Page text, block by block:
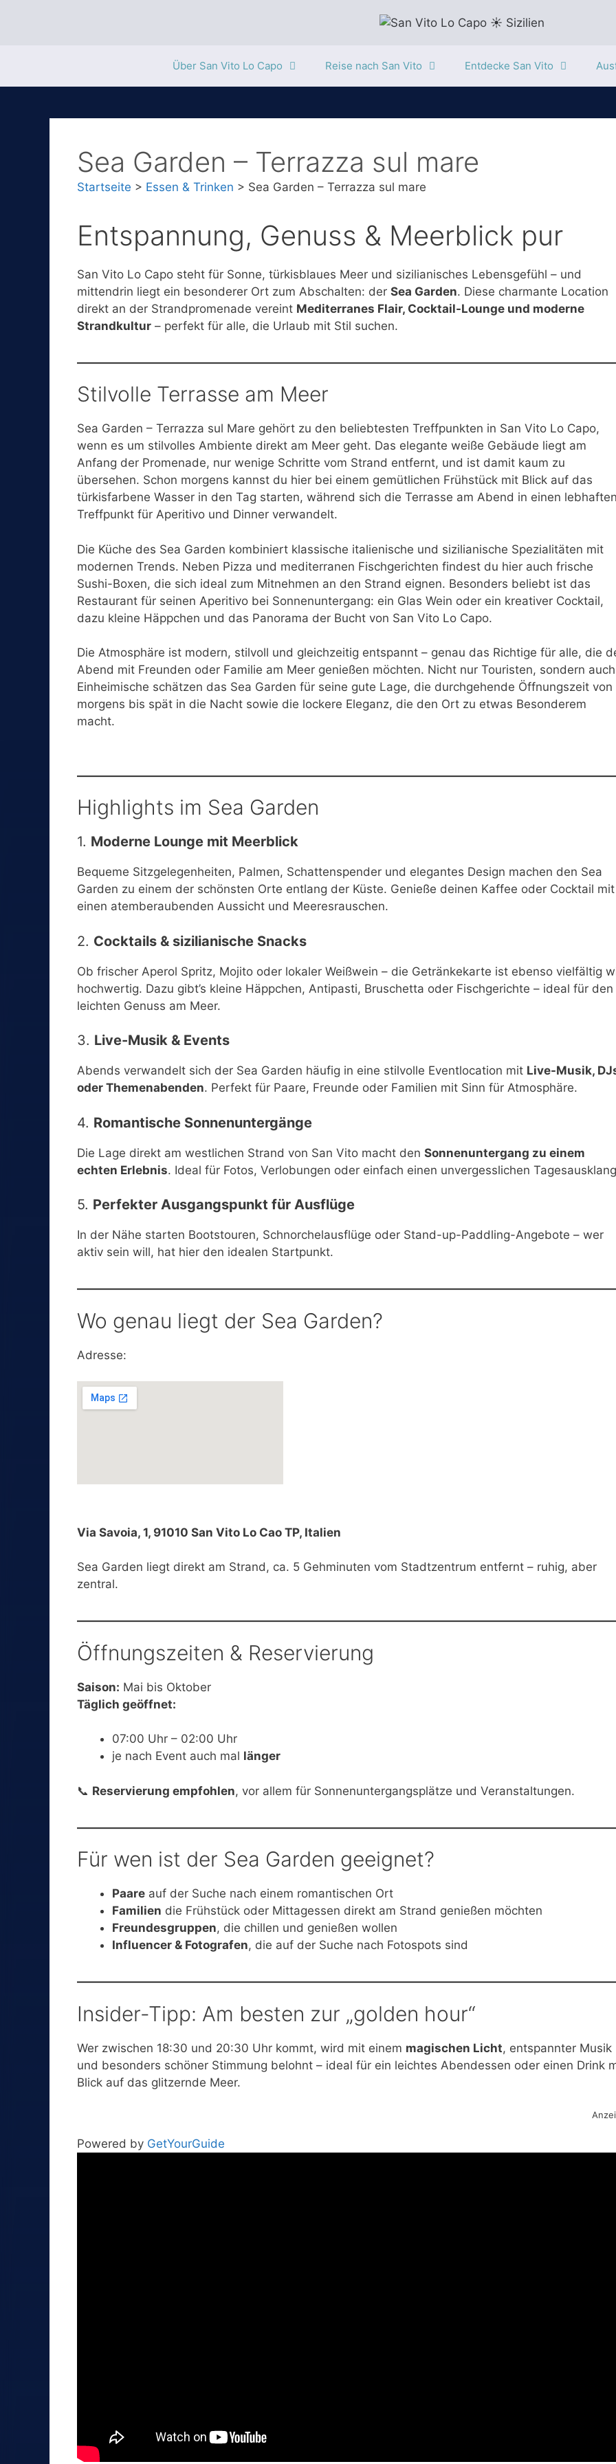
Über San Vito Lo Capo Reise nach San Vito Entdecke San Vito
Sea Garden – Terrazza sul mare
Startseite > Essen & Trinken > Sea Garden – Terrazza sul mare
Entspannung, Genuss & Meerblick pur
San Vito Lo Capo steht für Sonne, türkisblaues Meer und sizilianisches Lebensgefühl – und
mittendrin liegt ein besonderer Ort zum Abschalten: der Sea Garden. Diese charmante Location
direkt an der Strandpromenade vereint Mediterranes Flair, Cocktail-Lounge und moderne
Strandkultur – perfekt für alle, die Urlaub mit Stil suchen.
Stilvolle Terrasse am Meer
Sea Garden – Terrazza sul Mare gehört zu den beliebtesten Treffpunkten in San Vito Lo Capo,
wenn es um stilvolles Ambiente direkt am Meer geht. Das elegante weiße Gebäude liegt am
Anfang der Promenade, nur wenige Schritte vom Strand entfernt, und ist damit kaum zu
übersehen. Schon morgens kannst du hier bei einem gemütlichen Frühstück mit Blick auf das
türkisfarbene Wasser in den Tag starten, während sich die Terrasse am Abend in einen lebhaften
Treffpunkt für Aperitivo und Dinner verwandelt.
Die Küche des Sea Garden kombiniert klassische italienische und sizilianische Spezialitäten mit
modernen Trends. Neben Pizza und mediterranen Fischgerichten findest du hier auch frische
Sushi-Boxen, die sich ideal zum Mitnehmen an den Strand eignen. Besonders beliebt ist das
Restaurant für seinen Aperitivo bei Sonnenuntergang: ein Glas Wein oder ein kreativer Cocktail,
dazu kleine Häppchen und das Panorama der Bucht von San Vito Lo Capo.
Die Atmosphäre ist modern, stilvoll und gleichzeitig entspannt – genau das Richtige für alle, die
Abend mit Freunden oder Familie am Meer genießen möchten. Nicht nur Touristen, sondern auch
Einheimische schätzen das Sea Garden für seine gute Lage, die durchgehende Öffnungszeit von
morgens bis spät in die Nacht sowie die lockere Eleganz, die den Ort zu etwas Besonderem
macht.
Highlights im Sea Garden
1. Moderne Lounge mit Meerblick
Bequeme Sitzgelegenheiten, Palmen, Schattenspender und elegantes Design machen den Sea
Garden zu einem der schönsten Orte entlang der Küste. Genieße deinen Kaffee oder Cocktail mit
einen atemberaubenden Aussicht und Meeresrauschen.
2. Cocktails & sizilianische Snacks
Ob frischer Aperol Spritz, Mojito oder lokaler Weißwein – die Getränkekarte ist ebenso vielfältig
hochwertig. Dazu gibt’s kleine Häppchen, Antipasti, Bruschetta oder Fischgerichte – ideal für den
leichten Genuss am Meer.
3. Live-Musik & Events
Abends verwandelt sich der Sea Garden häufig in eine stilvolle Eventlocation mit Live-Musik,
oder Themenabenden. Perfekt für Paare, Freunde oder Familien mit Sinn für Atmosphäre.
4. Romantische Sonnenuntergänge
Die Lage direkt am westlichen Strand von San Vito macht den Sonnenuntergang zu einem
echten Erlebnis. Ideal für Fotos, Verlobungen oder einfach einen unvergesslichen
5. Perfekter Ausgangspunkt für Ausflüge
In der Nähe starten Bootstouren, Schnorchelausflüge oder Stand-up-Paddling-Angebote – wer
aktiv sein will, hat hier den idealen Startpunkt.
Wo genau liegt der Sea Garden?
Adresse:
Via Savoia, 1, 91010 San Vito Lo Cao TP, Italien
Sea Garden liegt direkt am Strand, ca. 5 Gehminuten vom Stadtzentrum entfernt – ruhig, aber
zentral.
Öffnungszeiten & Reservierung
Saison: Mai bis Oktober
Täglich geöffnet:
07:00 Uhr – 02:00 Uhr
je nach Event auch mal länger
📞 Reservierung empfohlen, vor allem für Sonnenuntergangsplätze und Veranstaltungen.
Für wen ist der Sea Garden geeignet?
Paare auf der Suche nach einem romantischen Ort
Familien die Frühstück oder Mittagessen direkt am Strand genießen möchten
Freundesgruppen, die chillen und genießen wollen
Influencer & Fotografen, die auf der Suche nach Fotospots sind
Insider-Tipp: Am besten zur „golden hour“
Wer zwischen 18:30 und 20:30 Uhr kommt, wird mit einem magischen Licht, entspannter Musik
und besonders schöner Stimmung belohnt – ideal für ein leichtes Abendessen oder einen Drink
Blick auf das glitzernde Meer.
Powered by GetYourGuide